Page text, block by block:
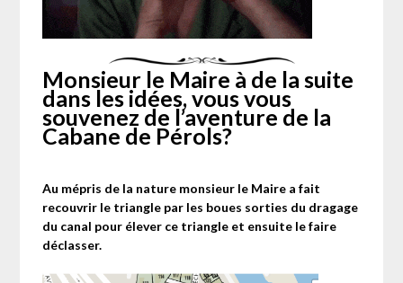
Monsieur le Maire à de la suite
dans les idées, vous vous
souvenez de l’aventure de la
Cabane de Pérols?
Au mépris de la nature monsieur le Maire a fait
recouvrir le triangle par les boues sorties du dragage
du canal pour élever ce triangle et ensuite le faire
déclasser.